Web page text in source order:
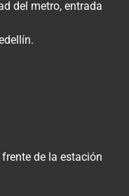
del metro, entrada
de la estación